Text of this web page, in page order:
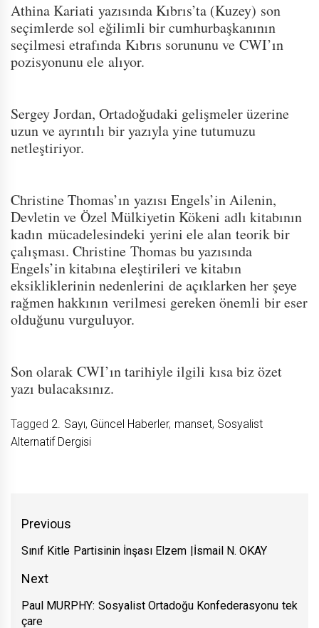
Athina Kariati yazısında Kıbrıs’ta (Kuzey) son
seçimlerde sol eğilimli bir cumhurbaşkanının
seçilmesi etrafında Kıbrıs sorununu ve CWI’ın
pozisyonunu ele alıyor.
Sergey Jordan, Ortadoğudaki gelişmeler üzerine
uzun ve ayrıntılı bir yazıyla yine tutumuzu
netleştiriyor.
Christine Thomas’ın yazısı Engels’in Ailenin,
Devletin ve Özel Mülkiyetin Kökeni adlı kitabının
kadın mücadelesindeki yerini ele alan teorik bir
çalışması. Christine Thomas bu yazısında
Engels’in kitabına eleştirileri ve kitabın
eksikliklerinin nedenlerini de açıklarken her şeye
rağmen hakkının verilmesi gereken önemli bir eser
olduğunu vurguluyor.
Son olarak CWI’ın tarihiyle ilgili kısa biz özet
yazı bulacaksınız.
Tagged 2. Sayı, Güncel Haberler, manset, Sosyalist
Alternatif Dergisi
Yazı
Previous
Previous
Sınıf Kitle Partisinin İnşası Elzem |İsmail N. OKAY
Next
Next
post:
Paul MURPHY: Sosyalist Ortadoğu Konfederasyonu tek
çare